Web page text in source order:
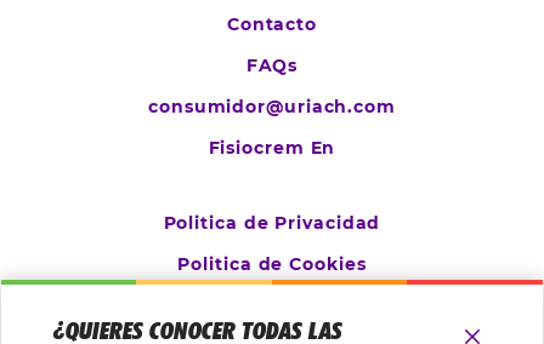
¿QUIERES CONOCER TODAS LAS
Contacto
FAQs
consumidor@uriach.com
Fisiocrem En
Politica de Privacidad
Politica de Cookies